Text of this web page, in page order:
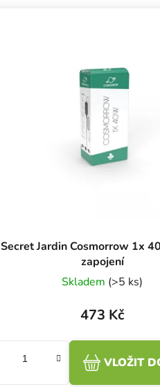
Secret Jardin Cosmorrow 1x
zapojení
Skladem (>5 ks)
473 Kč
VLOŽIT